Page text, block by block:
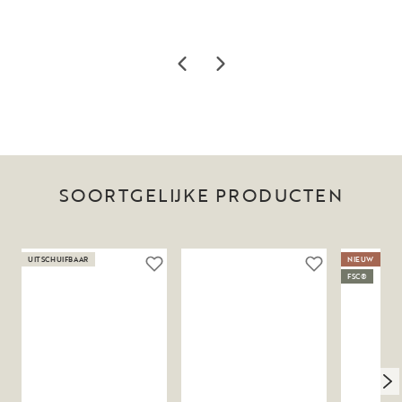
SOORTGELIJKE PRODUCTEN
UITSCHUIFBAAR
NIEUW
FSC®